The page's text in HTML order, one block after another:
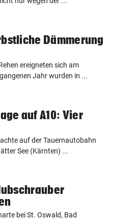
Dämmerung
ereigneten sich am
Jahr wurden in ...
auf A10: Vier
auf der Tauernautobahn
See (Kärnten) ...
bei St. Oswald, Bad